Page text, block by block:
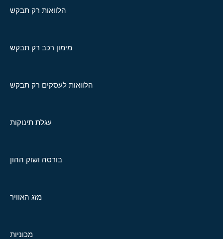
הלוואות רק תבקש
מימון רכב רק תבקש
הלוואות לעסקים רק תבקש
עגלת תינוקות
בורסה ושוק ההון
מזג האוויר
מכוניות